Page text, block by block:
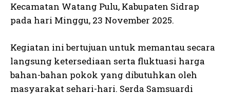
Kecamatan Watang Pulu, Kabupaten Sidrap
pada hari Minggu, 23 November 2025.
Kegiatan ini bertujuan untuk memantau secara
langsung ketersediaan serta fluktuasi harga
bahan-bahan pokok yang dibutuhkan oleh
masyarakat sehari-hari. Serda Samsuardi